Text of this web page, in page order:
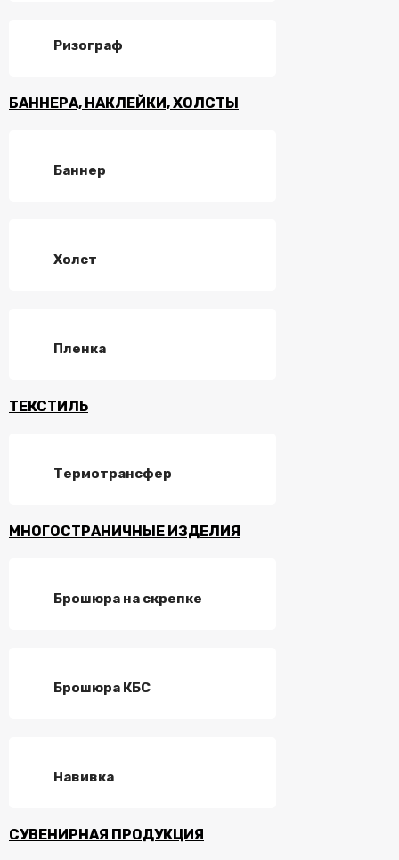
Ризограф
БАННЕРА, НАКЛЕЙКИ, ХОЛСТЫ
Баннер
Холст
Пленка
ТЕКСТИЛЬ
Термотрансфер
МНОГОСТРАНИЧНЫЕ ИЗДЕЛИЯ
Брошюра на скрепке
Брошюра КБС
Навивка
СУВЕНИРНАЯ ПРОДУКЦИЯ